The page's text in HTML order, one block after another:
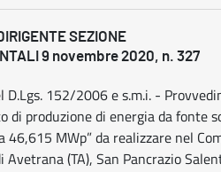
SEZIONE
9 novembre 2020, n. 327
D.Lgs. 152/2006 e s.m.i. -
di produzione di energia da fonte
46,615 MWp” da realizzare nel
(TA), San Pancrazio